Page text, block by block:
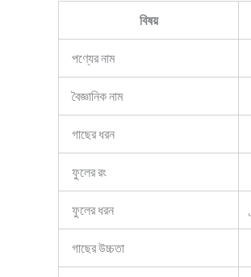
বিষয়
পণ্যের নাম
বৈজ্ঞানিক নাম
গাছের ধরন
ফুলের রং
ফুলের ধরন
গাছের উচ্চতা